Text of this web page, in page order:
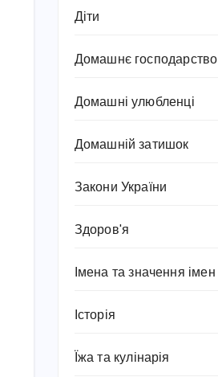
Діти
Домашнє господарство
Домашні улюбленці
Домашній затишок
Закони України
Здоров'я
Імена та значення імен
Історія
Їжа та кулінарія